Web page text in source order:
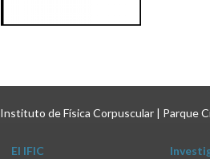
Instituto de Física Corpuscular | Parque
El IFIC